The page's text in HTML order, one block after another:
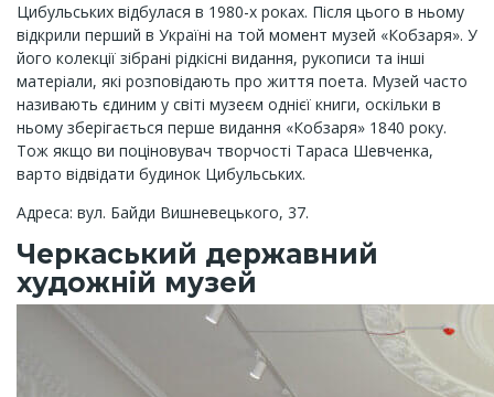
Цибульських відбулася в 1980-х роках. Після цього в ньому
відкрили перший в Україні на той момент музей «Кобзаря». У
його колекції зібрані рідкісні видання, рукописи та інші
матеріали, які розповідають про життя поета. Музей часто
називають єдиним у світі музеєм однієї книги, оскільки в
ньому зберігається перше видання «Кобзаря» 1840 року.
Тож якщо ви поціновувач творчості Тараса Шевченка,
варто відвідати будинок Цибульських.
Адреса: вул. Байди Вишневецького, 37.
Черкаський державний
художній музей